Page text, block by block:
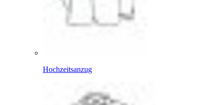
Hochzeitsanzug